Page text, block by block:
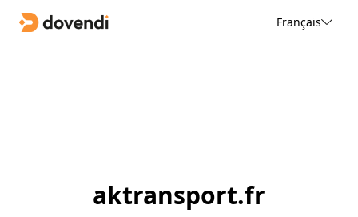
Français
aktransport.fr